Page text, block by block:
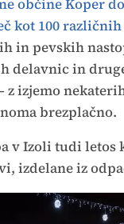
kot 100
in pevskih
delavnic in
z izjemo
brezplačno.
v Izoli tudi
izdelane iz